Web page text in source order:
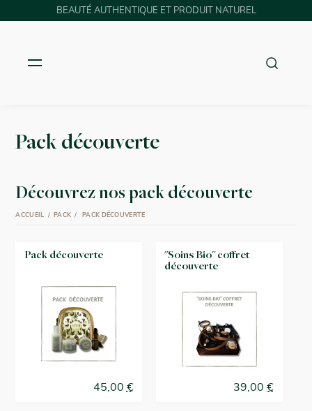
BEAUTÉ AUTHENTIQUE ET PRODUIT NATUREL
Pack découverte
Découvrez nos pack découverte
ACCUEIL PACK PACK DÉCOUVERTE
Pack découverte
45,00€
"Soins Bio" coffret
découverte
39,00€